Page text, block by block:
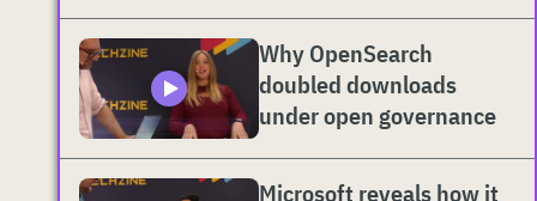
Why OpenSearch
doubled downloads
under open governance
Microsoft reveals how it